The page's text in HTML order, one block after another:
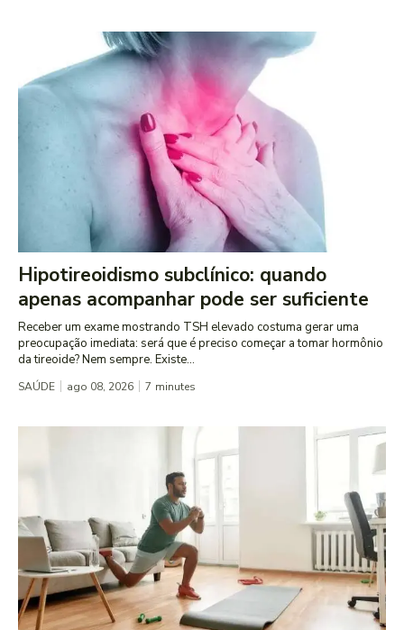
Hipotireoidismo subclínico: quando
apenas acompanhar pode ser suficiente
Receber um exame mostrando TSH elevado costuma gerar uma
preocupação imediata: será que é preciso começar a tomar hormônio
da tireoide? Nem sempre. Existe...
SAÚDE ago 08, 2026 7 minutes